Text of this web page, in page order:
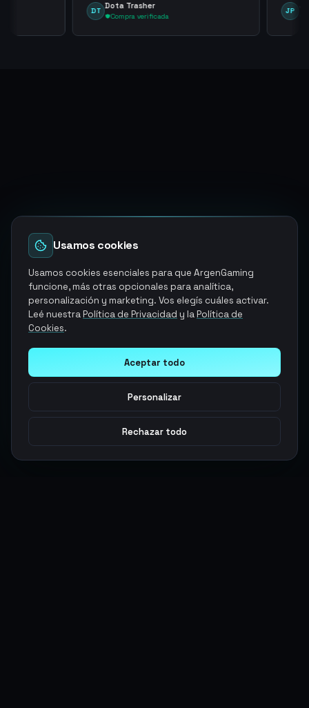
DT
Dota Trasher
Compra verificada
JP
Juan
Usamos cookies
Usamos cookies esenciales para que ArgenGaming
funcione, más otras opcionales para analítica,
personalización y marketing. Vos elegís cuáles activar.
Leé nuestraPolítica de Privacidad y laPolítica de
Cookies.
Aceptar todo
Personalizar
Rechazar todo